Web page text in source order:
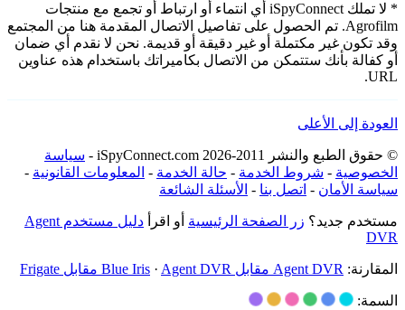
* لا تملك iSpyConnect أي انتماء أو ارتباط أو تجمع مع منتجات
Agrofilm. تم الحصول على تفاصيل الاتصال المقدمة هنا من المجتمع
وقد تكون غير مكتملة أو غير دقيقة أو قديمة. نحن لا نقدم أي ضمان
أو كفالة بأنك ستتمكن من الاتصال بكاميراتك باستخدام هذه عناوين
URL.
العودة إلى الأعلى
© حقوق الطبع والنشر 2011-2026 iSpyConnect.com -
سياسة
الخصوصية - شروط الخدمة - حالة الخدمة - المعلومات القانونية -
سياسة الأمان - اتصل بنا - الأسئلة الشائعة
مستخدم جديد؟ زر الصفحة الرئيسية أو اقرأ
دليل مستخدم Agent
DVR
المقارنة: Agent DVR مقابل Blue Iris · Agent DVR مقابل Frigate
السمة: